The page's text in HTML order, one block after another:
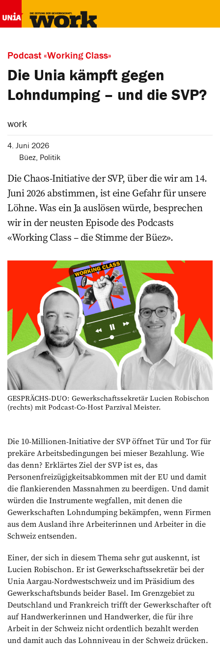
Podcast «Working Class»
Die Unia kämpft gegen
Lohndumping – und die SVP?
work
4. Juni 2026
Büez, Politik
Die Chaos-Initiative der SVP, über die wir am 14.
Juni 2026 abstimmen, ist eine Gefahr für unsere
Löhne. Was ein Ja auslösen würde, besprechen
wir in der neusten Episode des Podcasts
«Working Class – die Stimme der Büez».
GESPRÄCHS-DUO: Gewerkschaftssekretär Lucien Robischon
(rechts) mit Podcast-Co-Host Parzival Meister.
Die 10-Millionen-Initiative der SVP öffnet Tür und Tor für
prekäre Arbeitsbedingungen bei mieser Bezahlung. Wie
das denn? Erklärtes Ziel der SVP ist es, das
Personenfreizügigkeitsabkommen mit der EU und damit
die flankierenden Massnahmen zu beerdigen. Und damit
würden die Instrumente wegfallen, mit denen die
Gewerkschaften Lohndumping bekämpfen, wenn Firmen
aus dem Ausland ihre Arbeiterinnen und Arbeiter in die
Schweiz entsenden.
Einer, der sich in diesem Thema sehr gut auskennt, ist
Lucien Robischon. Er ist Gewerkschaftssekretär bei der
Unia Aargau-Nordwestschweiz und im Präsidium des
Gewerkschaftsbunds beider Basel. Im Grenzgebiet zu
Deutschland und Frankreich trifft der Gewerkschafter oft
auf Handwerkerinnen und Handwerker, die für ihre
Arbeit in der Schweiz nicht ordentlich bezahlt werden
und damit auch das Lohnniveau in der Schweiz drücken.